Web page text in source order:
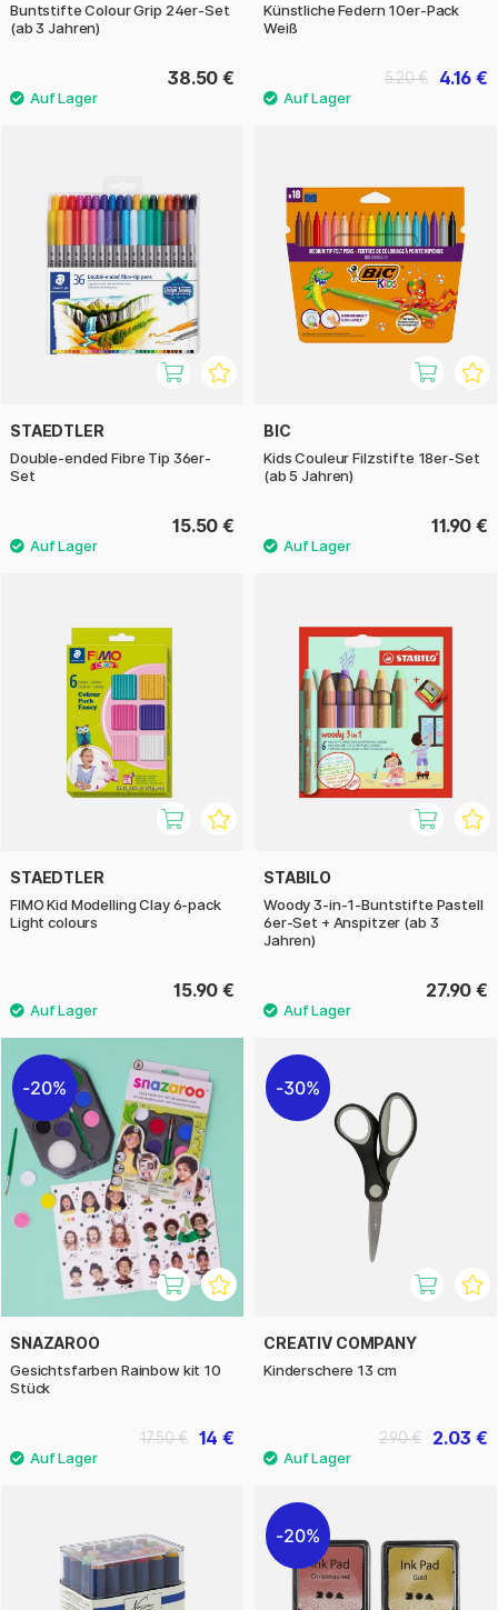
Buntstifte Colour Grip 24er-Set
(ab 3 Jahren)
38.50 €
Künstliche Federn 10er-Pack
Weiß
4.16 €
5.20 €
STAEDTLER
Double-ended Fibre Tip 36er-
Set
15.50 €
BIC
Kids Couleur Filzstifte 18er-Set
(ab 5 Jahren)
11.90 €
STAEDTLER
FIMO Kid Modelling Clay 6-pack
Light colours
15.90 €
STABILO
Woody 3-in-1-Buntstifte Pastell
6er-Set + Anspitzer (ab 3
Jahren)
27.90 €
20%
SNAZAROO
Gesichtsfarben Rainbow kit 10
Stück
14 €
17.50 €
30%
CREATIV COMPANY
Kinderschere 13 cm
2.03 €
2.90 €
20%